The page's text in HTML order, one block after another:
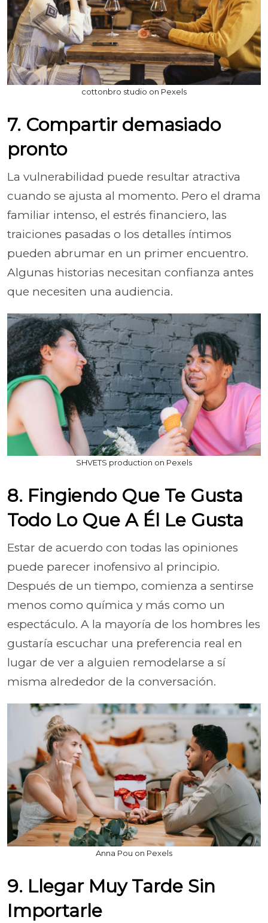
cottonbro studio on Pexels
7. Compartir demasiado
pronto
La vulnerabilidad puede resultar atractiva
cuando se ajusta al momento. Pero el drama
familiar intenso, el estrés financiero, las
traiciones pasadas o los detalles íntimos
pueden abrumar en un primer encuentro.
Algunas historias necesitan confianza antes
que necesiten una audiencia.
SHVETS production on Pexels
8. Fingiendo Que Te Gusta
Todo Lo Que A Él Le Gusta
Estar de acuerdo con todas las opiniones
puede parecer inofensivo al principio.
Después de un tiempo, comienza a sentirse
menos como química y más como un
espectáculo. A la mayoría de los hombres les
gustaría escuchar una preferencia real en
lugar de ver a alguien remodelarse a sí
misma alrededor de la conversación.
Anna Pou on Pexels
9. Llegar Muy Tarde Sin
Importarle